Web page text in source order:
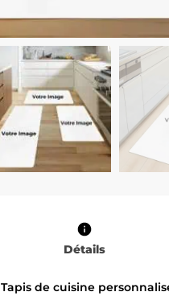
Détails
Tapis de cuisine